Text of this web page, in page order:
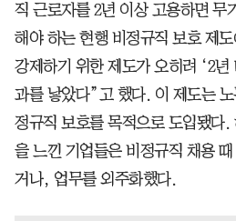
직 근로자를 2년 이상 고용하면
해야 하는 현행 비정규직 보호 제
강제하기 위한 제도가 오히려 ‘2년
과를 낳았다”고 했다. 이 제도는 노
정규직 보호를 목적으로 도입됐다.
을 느낀 기업들은 비정규직 채용
거나, 업무를 외주화했다.